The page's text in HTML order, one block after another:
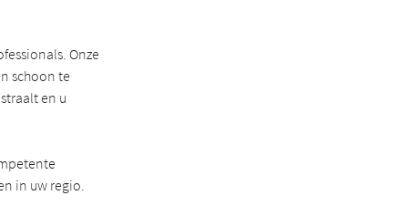
Onze
schoon te
en u
in uw regio.